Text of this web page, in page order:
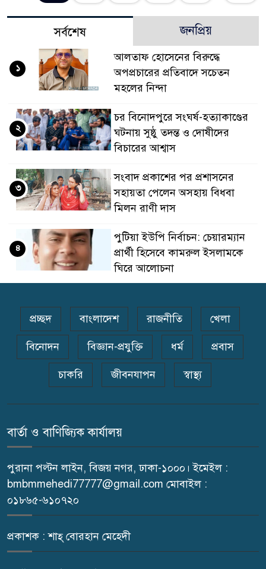
সর্বশেষ জনপ্রিয়
আলতাফ হোসেনের বিরুদ্ধে
অপপ্রচারের প্রতিবাদে সচেতন
মহলের নিন্দা
১
চর বিনোদপুরে সংঘর্ষ-হত্যাকাণ্ডের
ঘটনায় সুষ্ঠু তদন্ত ও দোষীদের
বিচারের আশ্বাস
২
সংবাদ প্রকাশের পর প্রশাসনের
সহায়তা পেলেন অসহায় বিধবা
মিলন রাণী দাস
৩
পুটিয়া ইউপি নির্বাচন: চেয়ারম্যান
প্রার্থী হিসেবে কামরুল ইসলামকে
ঘিরে আলোচনা
৪
প্রার্থী হিসেবে কামরুল ইসলামকে
ঘিরে আলোচনা
৫
ভাগ্নীকে বিয়ে করার দায়ে মেঘনায়
যুবদল নেতা গ্রেপ্তার
আসাদুজ্জামান আসাদের শুভ জন্মদিন
আজ
শিবপুরে পোল্ট্রি ব্যবসায়ীদের
মানববন্ধন
৮
জগন্নাথ’ ধ্বনিতে মুখর নগরী
৯
প্রচ্ছদ বাংলাদেশ রাজনীতি খেলা
বিনোদন বিজ্ঞান-প্রযুক্তি ধর্ম প্রবাস
চাকরি জীবনযাপন স্বাস্থ্য
বার্তা ও বাণিজ্যিক কার্যালয়
পুরানা পল্টন লাইন, বিজয় নগর, ঢাকা-১০০০। ইমেইল :
bmbmmehedi77777@gmail.com মোবাইল :
০১৮৬৫-৬১০৭২০
প্রকাশক : শাহ্ বোরহান মেহেদী